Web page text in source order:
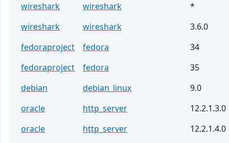
wireshark wireshark
*
wireshark
wireshark
3.6.0
fedoraproject
fedora
34
fedoraproject
fedora
35
debian
debian_linux
9.0
oracle
http_server
12.2.1.3.0
oracle
http_server
12.2.1.4.0